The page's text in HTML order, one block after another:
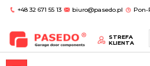
+48 32 671 55 13 biuro@pasedo.pl Pon-
STREFA
KLIENTA